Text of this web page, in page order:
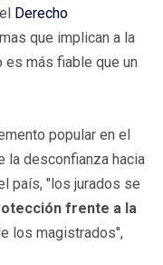
Derecho
que implican a la
es más fiable que un
popular en el
la desconfianza hacia
país, "los jurados se
frente a la
los magistrados",